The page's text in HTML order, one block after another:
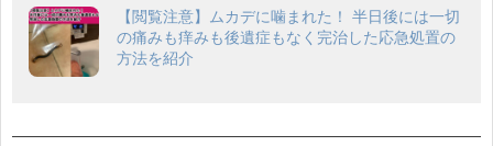
【閲覧注意】ムカデに噛まれた！ 半日後には一切
の痛みも痒みも後遺症もなく完治した応急処置の
方法を紹介